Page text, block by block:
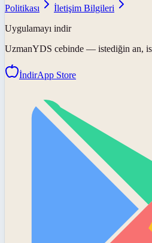
Politikası
İletişim Bilgileri
Uygulamayı indir
UzmanYDS cebinde — istediğin an,
İndirApp Store